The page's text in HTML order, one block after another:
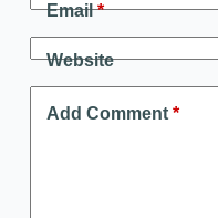
Email*
Website
Add Comment*